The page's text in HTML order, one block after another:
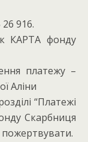
916.
КАРТА фонду
платежу –
Аліни
“Платежі
Скарбниця
пожертвувати.